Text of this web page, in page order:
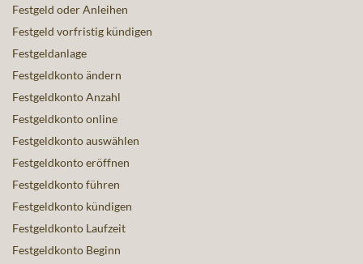
Festgeld oder Anleihen
Festgeld vorfristig kündigen
Festgeldanlage
Festgeldkonto ändern
Festgeldkonto Anzahl
Festgeldkonto online
Festgeldkonto auswählen
Festgeldkonto eröffnen
Festgeldkonto führen
Festgeldkonto kündigen
Festgeldkonto Laufzeit
Festgeldkonto Beginn